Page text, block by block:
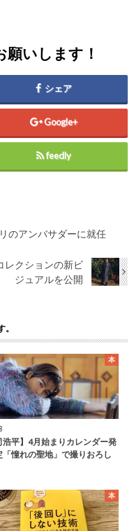
いします！
シェア
Google+
feedly
のアンバサダーに就任
レクションの新ビ
ジュアルを公開
本
浩平】4月始まりカレンダー発
「憧れの聖地」で撮りおろし
本